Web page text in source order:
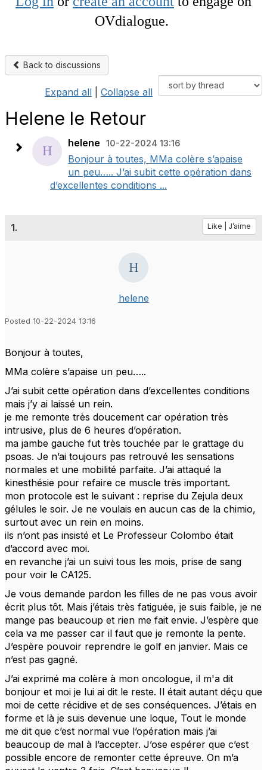
OVdialogue.
Back to discussions
Expand all Collapse all
Helene le Retour
helene 10-22-2024 13:16
Bonjour à toutes, MMa colère s’apaise
un peu….. J’ai subit cette opération dans
d’excellentes conditions ...
1. Like | J’aime
helene
Posted 10-22-2024 13:16
Bonjour à toutes,
MMa colère s’apaise un peu…..
J’ai subit cette opération dans d’excellentes conditions
mais j’y ai laissé un rein.
je me remonte très doucement car opération très
intrusive, plus de 6 heures d’opération.
ma jambe gauche fut très touchée par le grattage du
psoas. Je n’ai toujours pas retrouvé les sensations
normales et une mobilité parfaite. J’ai attaqué la
kinesthésie pour refaire ce muscle très important.
mon protocole est le suivant : reprise du Zejula deux
gélules le soir. Je ne voulais en aucun cas de la chimio,
surtout avec un rein en moins.
ils n’ont pas insisté et Le Professeur Colombo était
d’accord avec moi.
en revanche j’ai un suivi tous les mois, prise de sang
pour voir le CA125.
Je vous demande pardon les filles de ne pas vous avoir
écrit plus tôt. Mais j’étais très fatiguée, je suis faible, je ne
mange pas beaucoup et rien me fait envie. J’espère que
cela va me passer car il faut que je remonte la pente.
J’espère pouvoir reprendre le golf en janvier. Mais ce
n’est pas gagné.
J’ai exprimé ma colère à mon oncologue, il m'a dit
bonjour et moi je lui ai dit le reste. Il était autant déçu que
moi de cette récidive et de ses conséquences. J’étais en
forme et là je suis devenue une loque, Tout le monde
me dit que c’est normal vue l’opération mais j’ai
beaucoup de mal à l’accepter. J’ose espérer que c’est
possible encore de remonter cette épreuve. On m’a